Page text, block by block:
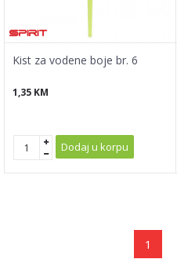
Kist za vodene boje br. 6
1,35 KM
Dodaj u korpu
1